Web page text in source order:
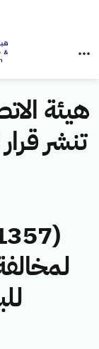
هيئة
تنشر